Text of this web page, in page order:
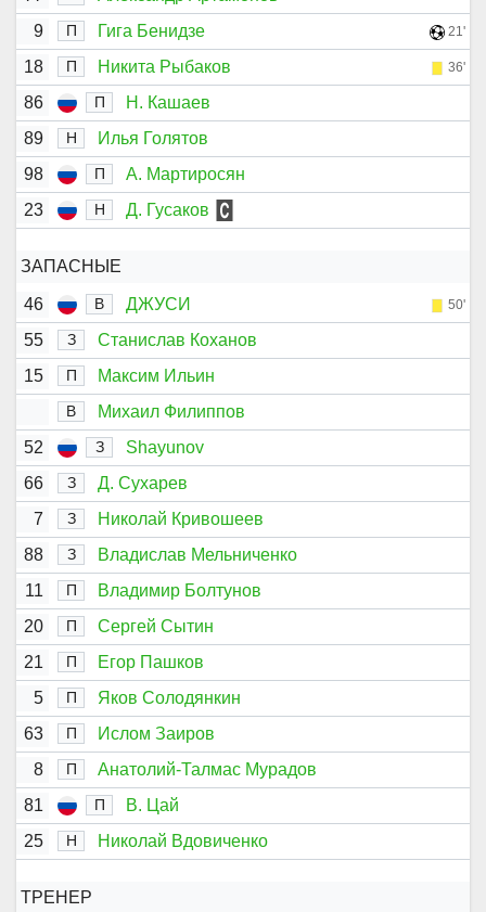
9
П Гига Бенидзе 21'
18 П Никита Рыбаков 36'
86 П
Н. Кашаев
89
Н
Илья Голятов
98
П
А. Мартиросян
23
Н Д. Гусаков
ЗАПАСНЫЕ
46 В ДЖУСИ 50'
55 З
Станислав Коханов
15
П Максим Ильин
В
Михаил Филиппов
52
З
Shayunov
66
З
Д. Сухарев
7
З
Николай Кривошеев
88
З
Владислав Мельниченко
11
П
Владимир Болтунов
20
П
Сергей Сытин
21
П
Егор Пашков
5
П
Яков Солодянкин
63
П
Ислом Заиров
8
П
Анатолий-Талмас Мурадов
81
П
В. Цай
25
Н Николай Вдовиченко
ТРЕНЕР